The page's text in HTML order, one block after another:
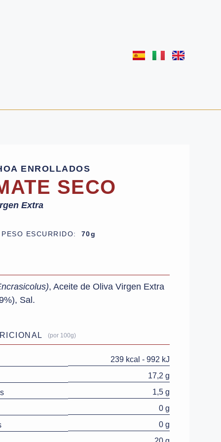
ENROLLADOS
SECO
Extra
PESO ESCURRIDO: 70g
, Aceite de Oliva Virgen Extra
Sal.
(por 100g)
239 kcal - 992 kJ
17,2 g
1,5 g
0 g
0 g